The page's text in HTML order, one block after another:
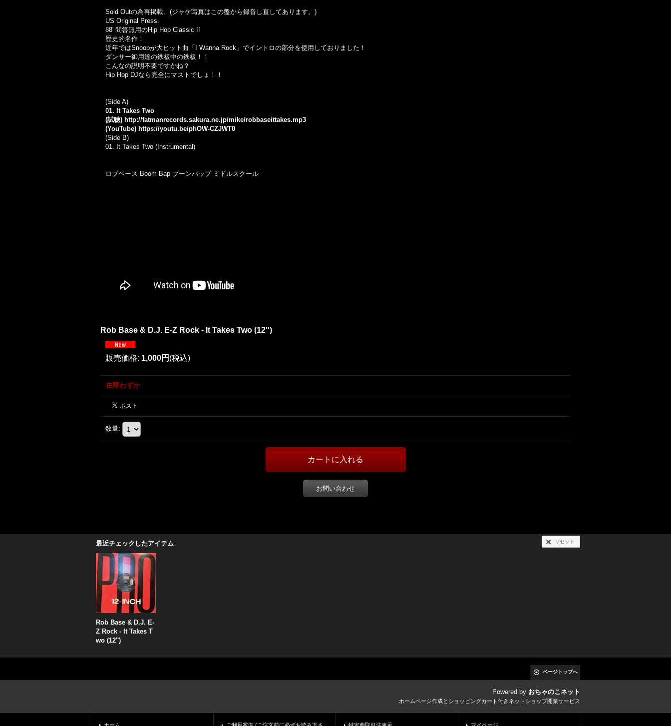
Sold Outの為再掲載。(ジャケ写真はこの盤から録音し直してあります。)
US Original Press.
88' 問答無用のHip Hop Classic !!
歴史的名作！
近年ではSnoopが大ヒット曲「I Wanna Rock」でイントロの部分を使用しておりました！
ダンサー御用達の鉄板中の鉄板！！
こんなの説明不要ですかね？
Hip Hop DJなら完全にマストでしょ！！
(Side A)
01. It Takes Two
(試聴) http://fatmanrecords.sakura.ne.jp/mike/robbaseittakes.mp3
(YouTube) https://youtu.be/phOW-CZJWT0
(Side B)
01. It Takes Two (Instrumental)
ロブベース Boom Bap ブーンバップ ミドルスクール
Rob Base & D.J. E-Z Rock - It Takes Two (12'')
販売価格: 1,000円 (税込)
在庫わずか
数量:
お問い合わせ
最近チェックしたアイテム リセット
Rob Base & D.J. E-
Z Rock - It Takes T
wo (12'')
ページトップへ
Powered by おちゃのこネット
ホームページ作成とショッピングカート付きネットショップ開業サービス